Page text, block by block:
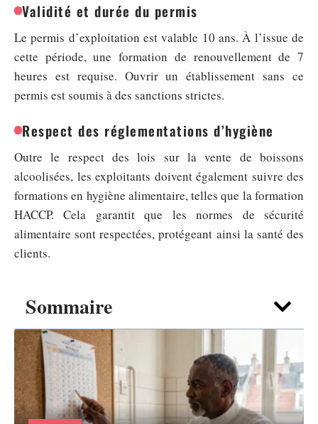
Sommaire
Validité et durée du permis
Le permis d’exploitation est valable 10 ans. À l’issue de
cette période, une formation de renouvellement de 7
heures est requise. Ouvrir un établissement sans ce
permis est soumis à des sanctions strictes.
Respect des réglementations d’hygiène
Outre le respect des lois sur la vente de boissons
alcoolisées, les exploitants doivent également suivre des
formations en hygiène alimentaire, telles que la formation
HACCP. Cela garantit que les normes de sécurité
alimentaire sont respectées, protégeant ainsi la santé des
clients.